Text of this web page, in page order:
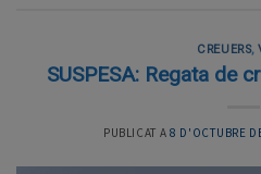
CREUERS,
SUSPESA: Regata de
PUBLICAT A8 D'OCTUBRE